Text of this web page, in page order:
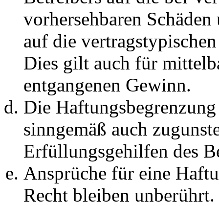
vorhersehbaren
auf die
Dies gilt auch für
entgangenen Gewinn.
Die
sinngemäß auch
Erfüllungsgehilfen des
Ansprüche für eine
Recht bleiben unberührt.